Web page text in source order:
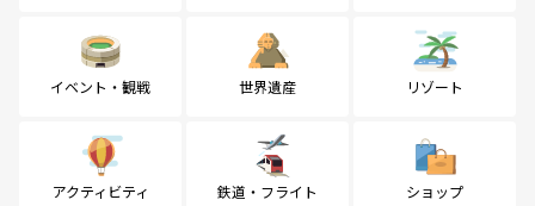
イベント・観戦 世界遺産 リゾート
アクティビティ 鉄道・フライト ショップ